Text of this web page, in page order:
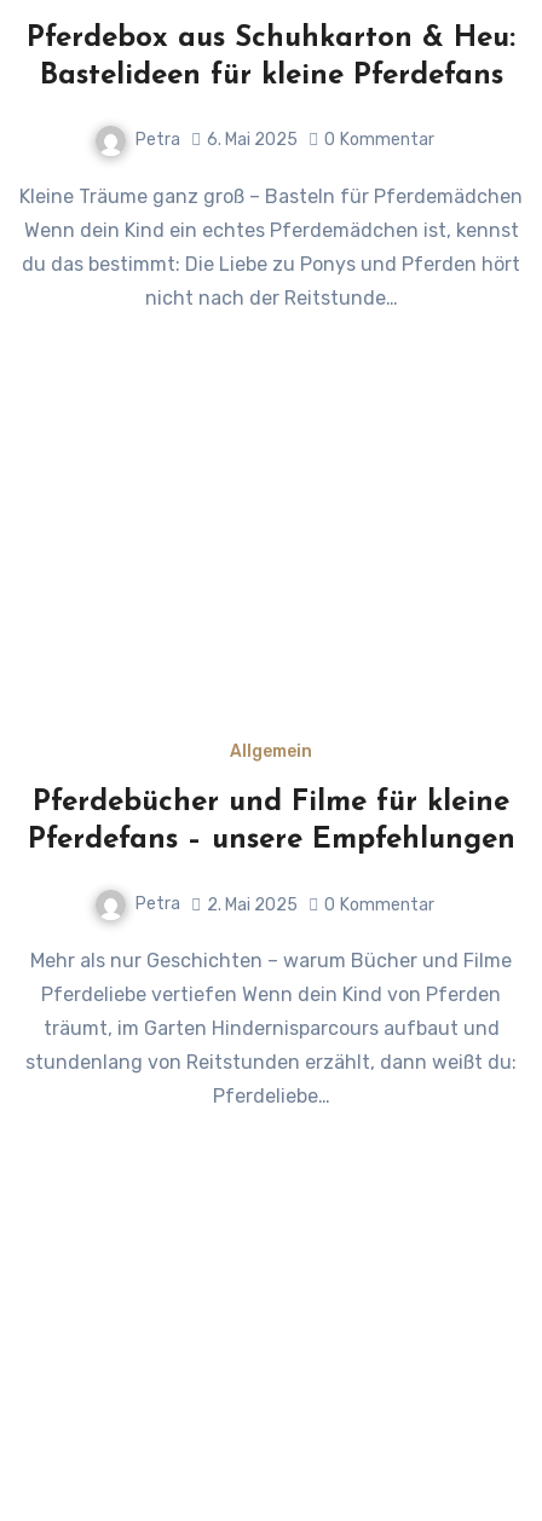
Pferdebox aus Schuhkarton & Heu:
Bastelideen für kleine Pferdefans
Petra 6. Mai 2025 0 Kommentar
Kleine Träume ganz groß – Basteln für Pferdemädchen
Wenn dein Kind ein echtes Pferdemädchen ist, kennst
du das bestimmt: Die Liebe zu Ponys und Pferden hört
nicht nach der Reitstunde…
Allgemein
Pferdebücher und Filme für kleine
Pferdefans – unsere Empfehlungen
Petra 2. Mai 2025 0 Kommentar
Mehr als nur Geschichten – warum Bücher und Filme
Pferdeliebe vertiefen Wenn dein Kind von Pferden
träumt, im Garten Hindernisparcours aufbaut und
stundenlang von Reitstunden erzählt, dann weißt du:
Pferdeliebe…